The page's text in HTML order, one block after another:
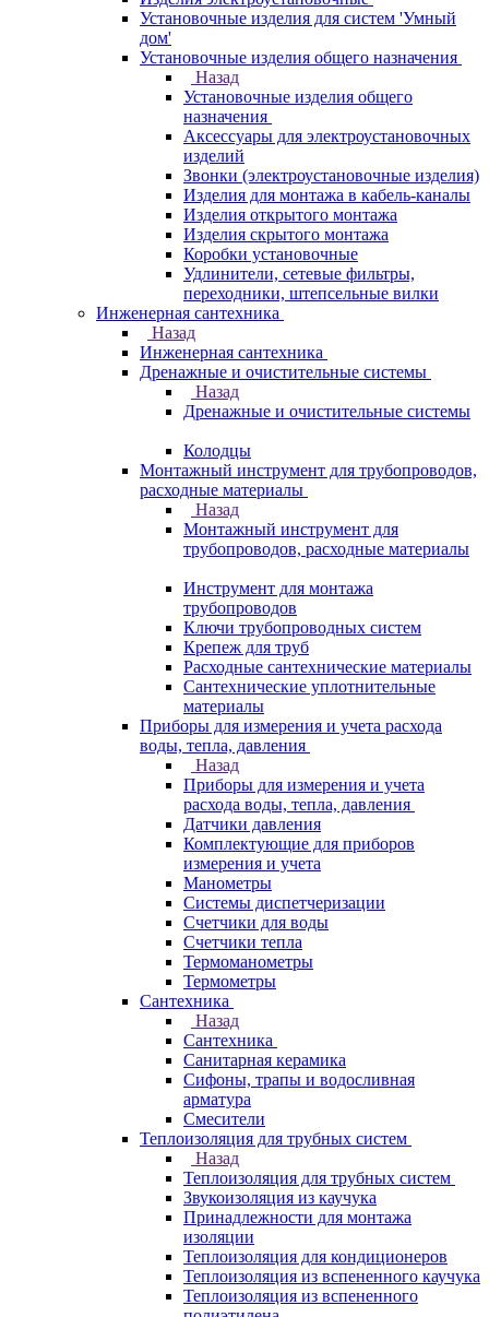
Установочные изделия для систем 'Умный
дом'
Установочные изделия общего назначения
Назад
Установочные изделия общего
назначения
Аксессуары для электроустановочных
изделий
Звонки (электроустановочные изделия)
Изделия для монтажа в кабель-каналы
Изделия открытого монтажа
Изделия скрытого монтажа
Коробки установочные
Удлинители, сетевые фильтры,
переходники, штепсельные вилки
Инженерная сантехника
Назад
Инженерная сантехника
Дренажные и очистительные системы
Назад
Дренажные и очистительные системы
Колодцы
Монтажный инструмент для трубопроводов,
расходные материалы
Назад
Монтажный инструмент для
трубопроводов, расходные материалы
Инструмент для монтажа
трубопроводов
Ключи трубопроводных систем
Крепеж для труб
Расходные сантехнические материалы
Сантехнические уплотнительные
материалы
Приборы для измерения и учета расхода
воды, тепла, давления
Назад
Приборы для измерения и учета
расхода воды, тепла, давления
Датчики давления
Комплектующие для приборов
измерения и учета
Манометры
Системы диспетчеризации
Счетчики для воды
Счетчики тепла
Термоманометры
Термометры
Сантехника
Назад
Сантехника
Санитарная керамика
Сифоны, трапы и водосливная
арматура
Смесители
Теплоизоляция для трубных систем
Назад
Теплоизоляция для трубных систем
Звукоизоляция из каучука
Принадлежности для монтажа
изоляции
Теплоизоляция для кондиционеров
Теплоизоляция из вспененного каучука
Теплоизоляция из вспененного